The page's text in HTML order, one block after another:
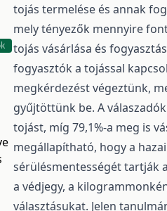
tojás termelése és annak
mely tényezők mennyire
tojás vásárlása és
fogyasztók a tojással
megkérdezést végeztünk,
gyűjtöttünk be. A
tojást, míg 79,1%-a meg is
megállapítható, hogy a
sérülésmentességét tartják
a védjegy, a
választásukat. Jelen